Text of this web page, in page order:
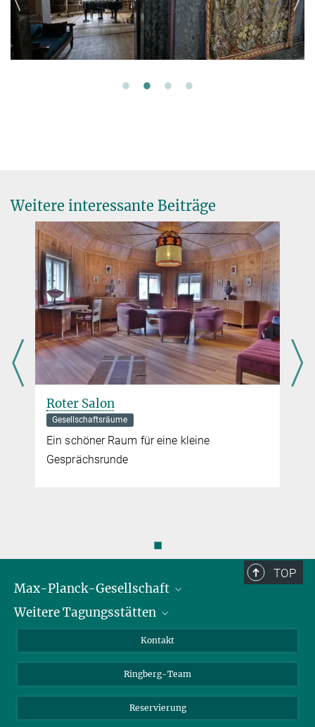
Weitere interessante Beiträge
Roter Salon
Gesellschaftsräume
Ein schöner Raum für eine kleine
Gesprächsrunde
◼
TOP
Max-Planck-Gesellschaft
Karriere bei der MPG
Weitere Tagungsstätten
Max-Planck-Haus Tübingen
Max-Planck-Haus Heidelberg
Kontakt
Ringberg-Team
Reservierung